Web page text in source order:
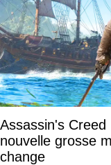
Assassin's
nouvelle grosse
change